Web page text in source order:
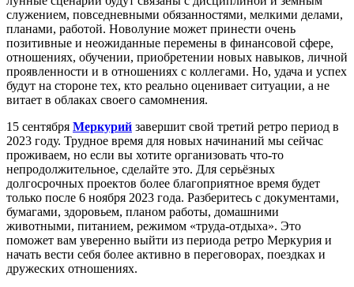
служением, повседневными обязанностями, мелкими делами,
планами, работой. Новолуние может принести очень
позитивные и неожиданные перемены в финансовой сфере,
отношениях, обучении, приобретении новых навыков, личной
проявленности и в отношениях с коллегами. Но, удача и успех
будут на стороне тех, кто реально оценивает ситуации, а не
витает в облаках своего самомнения.
15 сентября Меркурий завершит свой третий ретро период в
2023 году. Трудное время для новых начинаний мы сейчас
проживаем, но если вы хотите организовать что-то
непродолжительное, сделайте это. Для серьёзных
долгосрочных проектов более благоприятное время будет
только после 6 ноября 2023 года. Разберитесь с документами,
бумагами, здоровьем, планом работы, домашними
животными, питанием, режимом «труда-отдыха». Это
поможет вам уверенно выйти из периода ретро Меркурия и
начать вести себя более активно в переговорах, поездках и
дружеских отношениях.